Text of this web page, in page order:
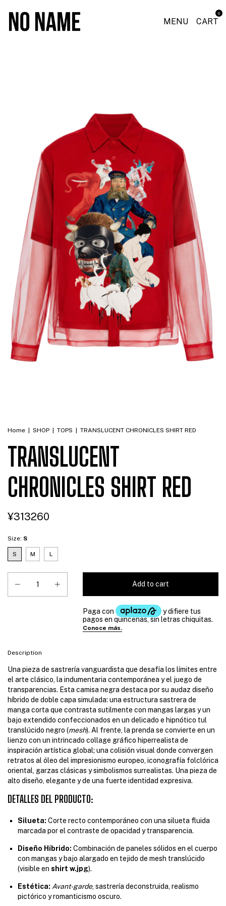
MENU CART
0
Home | SHOP | TOPS | TRANSLUCENT CHRONICLES SHIRT RED
TRANSLUCENT
CHRONICLES SHIRT RED
¥313260
Size: S
S M L
Description
Una pieza de sastrería vanguardista que desafía los límites entre
el arte clásico, la indumentaria contemporánea y el juego de
transparencias. Esta camisa negra destaca por su audaz diseño
híbrido de doble capa simulada: una estructura sastrera de
manga corta que contrasta sutilmente con mangas largas y un
bajo extendido confeccionados en un delicado e hipnótico tul
translúcido negro (mesh). Al frente, la prenda se convierte en un
lienzo con un intrincado collage gráfico hiperrealista de
inspiración artística global; una colisión visual donde convergen
retratos al óleo del impresionismo europeo, iconografía folclórica
oriental, garzas clásicas y simbolismos surrealistas. Una pieza de
alto diseño, elegante y de una fuerte identidad expresiva.
DETALLES DEL PRODUCTO:
Silueta: Corte recto contemporáneo con una silueta fluida
marcada por el contraste de opacidad y transparencia.
Diseño Híbrido: Combinación de paneles sólidos en el cuerpo
con mangas y bajo alargado en tejido de mesh translúcido
(visible en shirt w.jpg).
Estética: Avant-garde, sastrería deconstruida, realismo
pictórico y romanticismo oscuro.